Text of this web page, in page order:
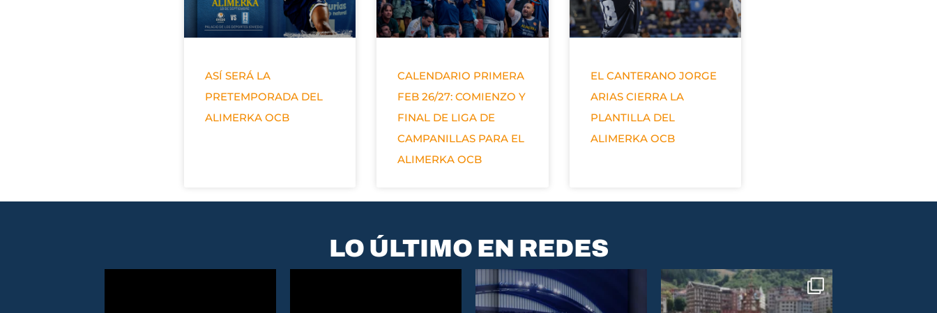
ASÍ SERÁ LA
PRETEMPORADA DEL
ALIMERKA OCB
CALENDARIO PRIMERA
FEB 26/27: COMIENZO Y
FINAL DE LIGA DE
CAMPANILLAS PARA EL
ALIMERKA OCB
EL CANTERANO JORGE
ARIAS CIERRA LA
PLANTILLA DEL
ALIMERKA OCB
LO ÚLTIMO EN REDES